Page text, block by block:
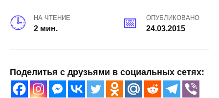
НА ЧТЕНИЕ
2 мин.
ОПУБЛИКОВАНО
24.03.2015
Поделитья с друзьями в социальных сетях: